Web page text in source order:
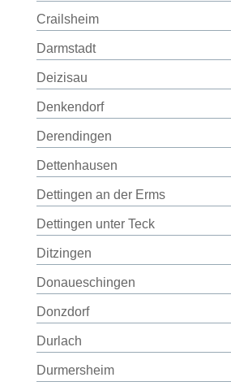
Crailsheim
Darmstadt
Deizisau
Denkendorf
Derendingen
Dettenhausen
Dettingen an der Erms
Dettingen unter Teck
Ditzingen
Donaueschingen
Donzdorf
Durlach
Durmersheim